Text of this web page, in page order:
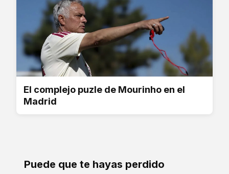
El complejo puzle de Mourinho en el
Madrid
Puede que te hayas perdido